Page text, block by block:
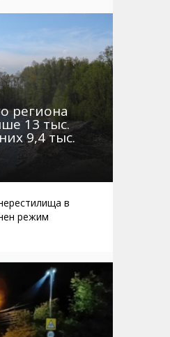
– Аэропорт
отливов
региона
13 тыс.
9,4 тыс.
в
режим